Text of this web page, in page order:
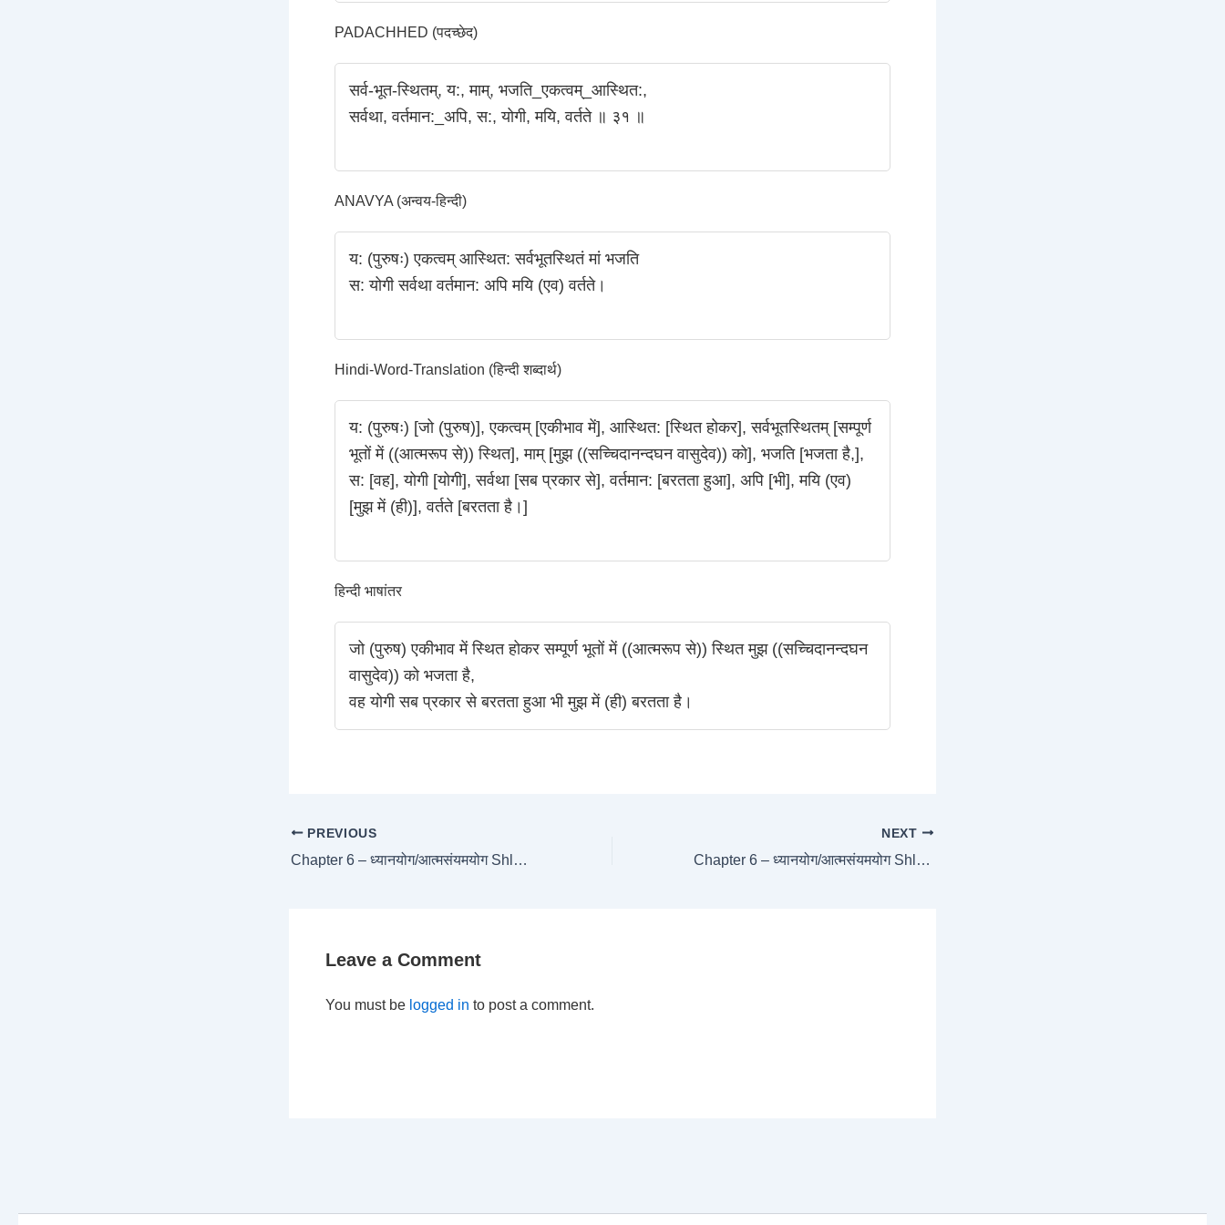
PADACHHED (पदच्छेद)
सर्व-भूत-स्थितम्‌, य:, माम्‌, भजति_एकत्वम्_आस्थित:,
सर्वथा, वर्तमान:_अपि, स:, योगी, मयि, वर्तते ॥ ३१ ॥
ANAVYA (अन्वय-हिन्दी)
य: (पुरुषः) एकत्वम्‌ आस्थित: सर्वभूतस्थितं मां भजति
स: योगी सर्वथा वर्तमान: अपि मयि (एव) वर्तते।
Hindi-Word-Translation (हिन्दी शब्दार्थ)
य: (पुरुषः) [जो (पुरुष)], एकत्वम् [एकीभाव में], आस्थित: [स्थित होकर], सर्वभूतस्थितम् [सम्पूर्ण
भूतों में ((आत्मरूप से)) स्थित], माम् [मुझ ((सच्चिदानन्दघन वासुदेव)) को], भजति [भजता है,],
स: [वह], योगी [योगी], सर्वथा [सब प्रकार से], वर्तमान: [बरतता हुआ], अपि [भी], मयि (एव)
[मुझ में (ही)], वर्तते [बरतता है।]
हिन्दी भाषांतर
जो (पुरुष) एकीभाव में स्थित होकर सम्पूर्ण भूतों में ((आत्मरूप से)) स्थित मुझ ((सच्चिदानन्दघन
वासुदेव)) को भजता है,
वह योगी सब प्रकार से बरतता हुआ भी मुझ में (ही) बरतता है।
PREVIOUS
Chapter 6 – ध्यानयोग/आत्मसंयमयोग Shloka-30
NEXT
Chapter 6 – ध्यानयोग/आत्मसंयमयोग Shloka-32
Leave a Comment
You must be logged in to post a comment.